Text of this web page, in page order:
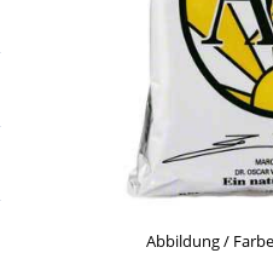
Täglich gut versorgt
Körperpflege & Kosmetik
Mutter & Kind
Nahrungsergänzung
Abbildung /